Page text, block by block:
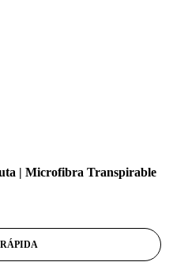
| Microfibra Transpirable